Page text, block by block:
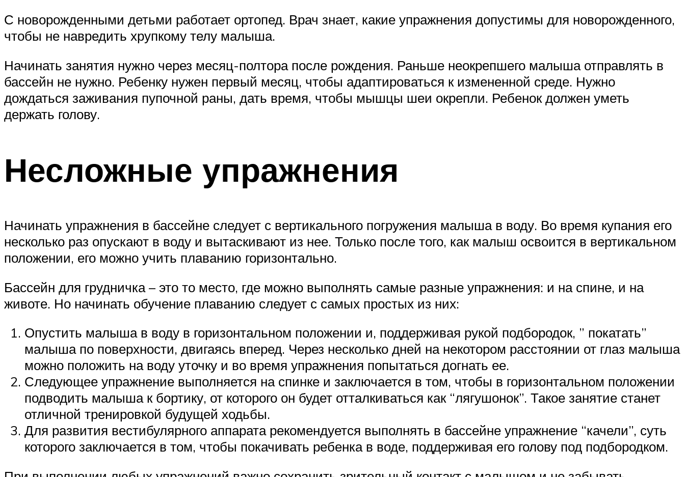
С новорожденными детьми работает ортопед. Врач знает, какие упражнения допустимы для новорожденного,
чтобы не навредить хрупкому телу малыша.
Начинать занятия нужно через месяц-полтора после рождения. Раньше неокрепшего малыша отправлять в
бассейн не нужно. Ребенку нужен первый месяц, чтобы адаптироваться к измененной среде. Нужно
дождаться заживания пупочной раны, дать время, чтобы мышцы шеи окрепли. Ребенок должен уметь
держать голову.
Несложные упражнения
Начинать упражнения в бассейне следует с вертикального погружения малыша в воду. Во время купания его
несколько раз опускают в воду и вытаскивают из нее. Только после того, как малыш освоится в вертикальном
положении, его можно учить плаванию горизонтально.
Бассейн для грудничка – это то место, где можно выполнять самые разные упражнения: и на спине, и на
животе. Но начинать обучение плаванию следует с самых простых из них:
Опустить малыша в воду в горизонтальном положении и, поддерживая рукой подбородок, ” покатать”
малыша по поверхности, двигаясь вперед. Через несколько дней на некотором расстоянии от глаз малыша
можно положить на воду уточку и во время упражнения попытаться догнать ее.
Следующее упражнение выполняется на спинке и заключается в том, чтобы в горизонтальном положении
подводить малыша к бортику, от которого он будет отталкиваться как “лягушонок”. Такое занятие станет
отличной тренировкой будущей ходьбы.
Для развития вестибулярного аппарата рекомендуется выполнять в бассейне упражнение “качели”, суть
которого заключается в том, чтобы покачивать ребенка в воде, поддерживая его голову под подбородком.